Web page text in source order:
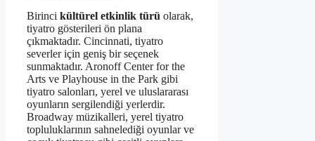
Birinci kültürel etkinlik türü olarak,
tiyatro gösterileri ön plana
çıkmaktadır. Cincinnati, tiyatro
severler için geniş bir seçenek
sunmaktadır. Aronoff Center for the
Arts ve Playhouse in the Park gibi
tiyatro salonları, yerel ve uluslararası
oyunların sergilendiği yerlerdir.
Broadway müzikalleri, yerel tiyatro
topluluklarının sahnelediği oyunlar ve